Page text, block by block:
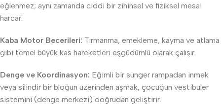
eğlenmez; aynı zamanda ciddi bir zihinsel ve fiziksel mesai
harcar:
Kaba Motor Becerileri: Tırmanma, emekleme, kayma ve atlama
gibi temel büyük kas hareketleri eşgüdümlü olarak çalışır.
Denge ve Koordinasyon: Eğimli bir sünger rampadan inmek
veya silindir bir bloğun üzerinden aşmak, çocuğun vestibüler
sistemini (denge merkezi) doğrudan geliştirir.